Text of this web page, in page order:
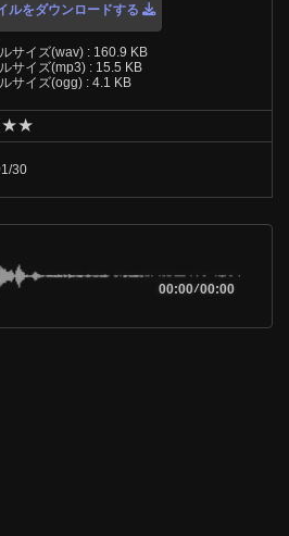
ルをダウンロードする
サイズ(wav) : 160.9 KB
サイズ(mp3) : 15.5 KB
サイズ(ogg) : 4.1 KB
★★
30
00:00/00:00